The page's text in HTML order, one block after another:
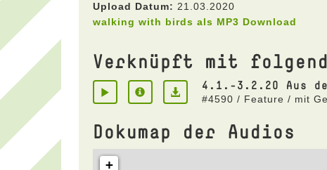
Upload Datum: 21.03.2020
walking with birds als MP3 Download
Verknüpft mit
4.1.-3.2.20 Aus
#4590 / Feature / mit
Dokumap der Audios